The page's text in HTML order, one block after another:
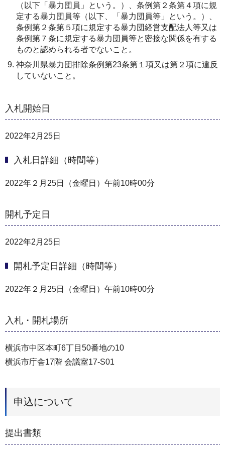
（以下「暴力団員」という。）、条例第２条第４項に規
定する暴力団員等（以下、「暴力団員等」という。）、
条例第２条第５項に規定する暴力団経営支配法人等又は
条例第７条に規定する暴力団員等と密接な関係を有する
ものと認められる者でないこと。
神奈川県暴力団排除条例第23条第１項又は第２項に違反
していないこと。
入札開始日
2022年2月25日
入札日詳細（時間等）
2022年２月25日（金曜日）午前10時00分
開札予定日
2022年2月25日
開札予定日詳細（時間等）
2022年２月25日（金曜日）午前10時00分
入札・開札場所
横浜市中区本町6丁目50番地の10
横浜市庁舎17階 会議室17-S01
申込について
提出書類